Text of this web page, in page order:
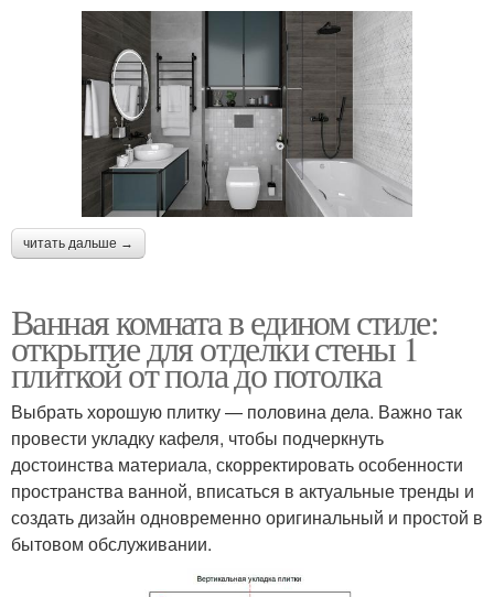
читать дальше →
Ванная комната в едином стиле:
открытие для отделки стены 1
плиткой от пола до потолка
Выбрать хорошую плитку — половина дела. Важно так
провести укладку кафеля, чтобы подчеркнуть
достоинства материала, скорректировать особенности
пространства ванной, вписаться в актуальные тренды и
создать дизайн одновременно оригинальный и простой в
бытовом обслуживании.